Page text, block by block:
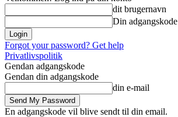
dit brugernavn
Din adgangskode
Forgot your password? Get help
Privatlivspolitik
Gendan adgangskode
Gendan din adgangskode
din e-mail
En adgangskode vil blive sendt til din email.